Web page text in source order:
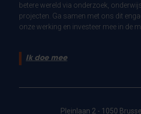
betere wereld via onderzoek,
projecten. Ga samen met ons dit
onze werking en investeer mee in de
Ik doe mee
Pleinlaan 2 - 1050